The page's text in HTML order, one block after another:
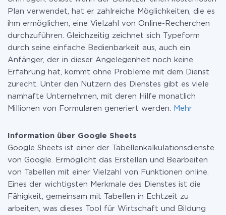
Plan verwendet, hat er zahlreiche Möglichkeiten, die es
ihm ermöglichen, eine Vielzahl von Online-Recherchen
durchzuführen. Gleichzeitig zeichnet sich Typeform
durch seine einfache Bedienbarkeit aus, auch ein
Anfänger, der in dieser Angelegenheit noch keine
Erfahrung hat, kommt ohne Probleme mit dem Dienst
zurecht. Unter den Nutzern des Dienstes gibt es viele
namhafte Unternehmen, mit deren Hilfe monatlich
Millionen von Formularen generiert werden.
Mehr
Information über Google Sheets
Google Sheets ist einer der Tabellenkalkulationsdienste
von Google. Ermöglicht das Erstellen und Bearbeiten
von Tabellen mit einer Vielzahl von Funktionen online.
Eines der wichtigsten Merkmale des Dienstes ist die
Fähigkeit, gemeinsam mit Tabellen in Echtzeit zu
arbeiten, was dieses Tool für Wirtschaft und Bildung